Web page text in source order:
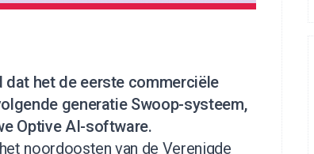
dat het de eerste commerciële
generatie Swoop-systeem,
Optive AI-software.
noordoosten van de Verenigde